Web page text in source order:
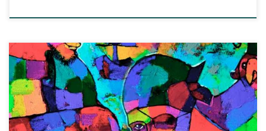
“Repica con cuchara sobre rodilla cadenciosa esta melodía
jocosa»